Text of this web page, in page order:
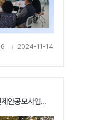
2024-11-14
안공모사업...